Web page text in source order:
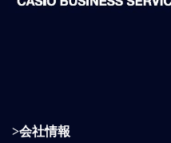
>会社情報